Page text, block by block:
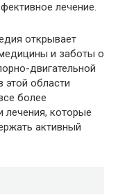
лечение.
открывает
и заботы о
двигательной
области
более
лечения, которые
активный